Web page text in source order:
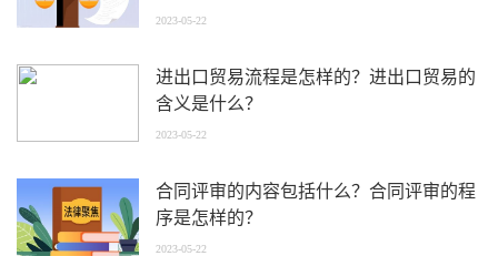
2023-05-22
进出口贸易流程是怎样的？进出口贸易的
含义是什么？
2023-05-22
合同评审的内容包括什么？合同评审的程
序是怎样的？
2023-05-22